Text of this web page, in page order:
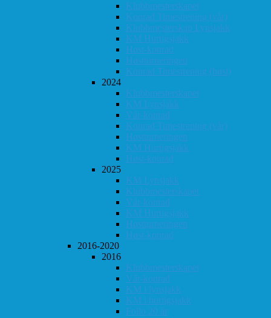
Klubbmesterskapet
Konrad Timestrening (vår)
Klubbmesterskap Lynsjakk
KM Hurtigsjakk
Høst-konrad
Høstturneringen
Konrad Timestrening (høst)
2024
Klubbmesterskapet
KM Lynsjakk
Vår-konrad
Konrad Timestrening (vår)
Høstturneringen
KM Hurtigsjakk
Høst-konrad
2025
KM Lynsjakk
Klubbmesterskapet
Vår-konrad
KM Hurtigsjakk
Høstturneringen
Høst-konrad
2016-2020
2016
Klubbmesterskapet
Vår-konrad
KM i lynsjakk
KM i hurtigsjakk
Follo 20 år